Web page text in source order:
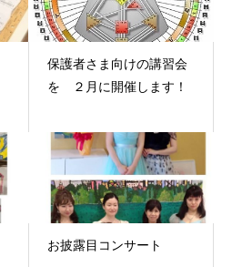
保護者さま向けの講習会
を ２月に開催します！
お披露目コンサート